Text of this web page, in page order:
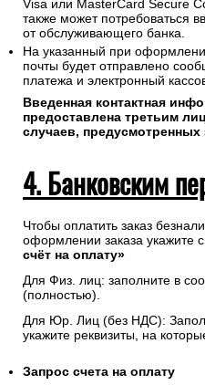
Visa или MasterCard Secure
также может потребоваться
от обслуживающего банка.
На указанный при
почты будет отправлено
платежа и электронный
Введенная контактная
предоставлена третьим
случаев,
4. Банковским
Чтобы оплатить заказ
оформлении заказа укажите
счёт на оплату»
Для Физ. лиц: заполните в
(полностью).
Для Юр. Лиц (без НДС):
укажите реквизиты, на
Запрос счета на оплату